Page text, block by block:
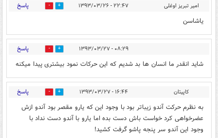
امیر تبریز اوغلی ۲۲:۴۷ - ۱۳۹۳/۰۳/۲۶ 0 پاسخ
یاشاسن
۰۸:۲۹ - ۱۳۹۳/۰۳/۲۷ 0 پاسخ
شاید انقدر ما انسان ها بد شدیم که این حرکات نمود بیشتری پیدا میکنه
کاپیتان ۱۶:۴۴ - ۱۳۹۳/۰۳/۲۷ 0 پاسخ
به نظرم حرکت آندو زیباتر بود با وجود این که یارو مقصر بود آندو ازش
عضرخواهی کرد خواست باش دست بده اما یارو با آندو دست نداد با
وجود این آندو سر پنجه پاشو گرفت کشید!